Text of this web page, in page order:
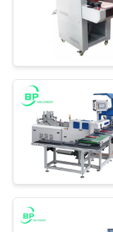
頼
ミシ